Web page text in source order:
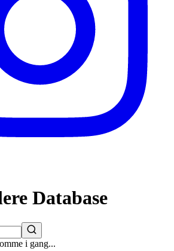
Database
i gang...